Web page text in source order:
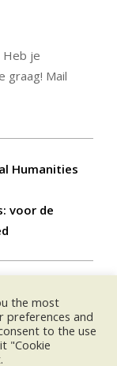
Heb je
graag! Mail
Humanities
voor de
the most
preferences and
to the use
"Cookie